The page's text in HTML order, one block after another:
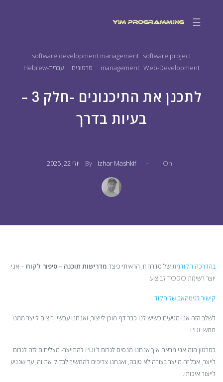
☰
software development management software project
management Web-Development סרטונים עברית-Hebrew
לתכנן את התיכנונים -חלק 3 –
בעיות בדרך
By Izhar Mashkif – On יולי 22, 2025
בהדרכה הקודמתשל סדרה זו, הראיתי כיצד מדרישות תוכנה – סיפור לקוח – אני
יוצר רשימת TODO לביצוע.
קישור לגיטהאב של הקוד
לשלב הזה אנו מגיעים כשיש לנו כבר דף מוכן לייצור, ואנחנו עכשיו רוצים לייצר ממנו
ממש PDF
בסרטון הזה אני מראה איך אנחנו מנסים לגרום לPDF להתייצר- מצליחים לזה לגרום
לייצר, אבל זה מייצר בצורה לא טובה, ואנחנו צריכים להמשיך לבדוק את זה, עד שנגיע
לייצור איכותי.